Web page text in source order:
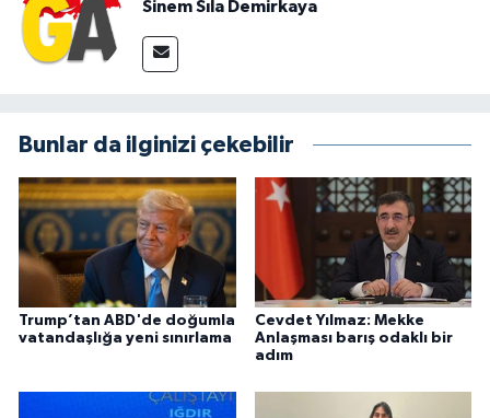
Sinem Sıla Demirkaya
Bunlar da ilginizi çekebilir
Trump’tan ABD'de doğumla
vatandaşlığa yeni sınırlama
Cevdet Yılmaz: Mekke
Anlaşması barış odaklı bir
adım